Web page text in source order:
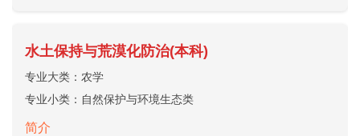
水土保持与荒漠化防治(本科)
专业大类： 农学
专业小类： 自然保护与环境生态类
简介